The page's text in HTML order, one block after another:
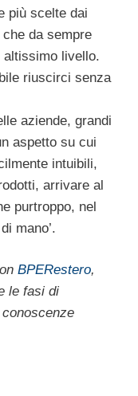
più scelte dai
da sempre
altissimo livello.
riuscirci senza
aziende, grandi
aspetto su cui
intuibili,
arrivare al
purtroppo, nel
mano’.
BPERestero,
le fasi di